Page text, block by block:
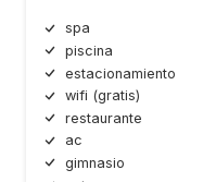
spa
piscina
estacionamiento
wifi (gratis)
restaurante
ac
gimnasio